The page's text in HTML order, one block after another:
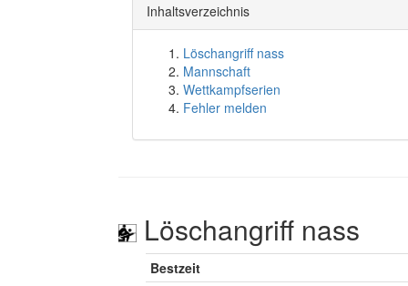
Inhaltsverzeichnis
Löschangriff nass
Mannschaft
Wettkampfserien
Fehler melden
Löschangriff nass
Bestzeit